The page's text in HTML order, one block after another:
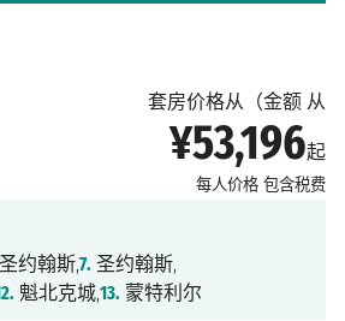
套房价格从（金额 从
¥53,196起
每人价格 包含税费
圣约翰斯,7. 圣约翰斯,
魁北克城,13. 蒙特利尔